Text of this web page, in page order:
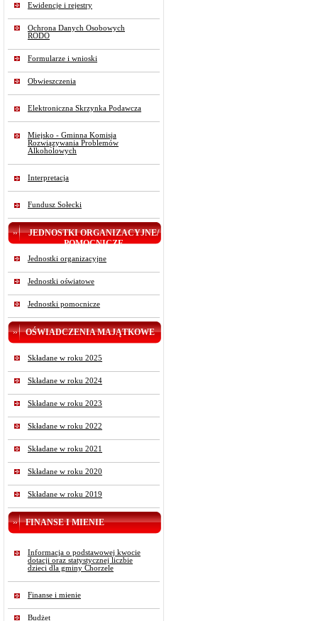
Ewidencje i rejestry
Ochrona Danych Osobowych
RODO
Formularze i wnioski
Obwieszczenia
Elektroniczna Skrzynka Podawcza
Miejsko - Gminna Komisja
Rozwiązywania Problemów
Alkoholowych
Interpretacja
Fundusz Sołecki
JEDNOSTKI ORGANIZACYJNE/
POMOCNICZE
Jednostki organizacyjne
Jednostki oświatowe
Jednostki pomocnicze
OŚWIADCZENIA MAJĄTKOWE
Składane w roku 2025
Składane w roku 2024
Składane w roku 2023
Składane w roku 2022
Składane w roku 2021
Składane w roku 2020
Składane w roku 2019
FINANSE I MIENIE
Informacja o podstawowej kwocie
dotacji oraz statystycznej liczbie
dzieci dla gminy Chorzele
Finanse i mienie
Budżet